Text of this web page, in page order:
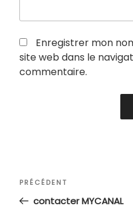
Enregistrer mon
site web dans le
commentaire.
Navigation
l’article
Article
précédent
PRÉCÉDENT
contacter MYCANAL